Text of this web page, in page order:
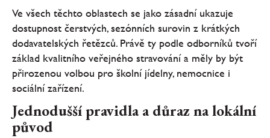
Ve všech těchto oblastech se jako zásadní ukazuje
dostupnost čerstvých, sezónních surovin z krátkých
dodavatelských řetězců. Právě ty podle odborníků tvoří
základ kvalitního veřejného stravování a měly by být
přirozenou volbou pro školní jídelny, nemocnice i
sociální zařízení.
Jednodušší pravidla a důraz na lokální
původ